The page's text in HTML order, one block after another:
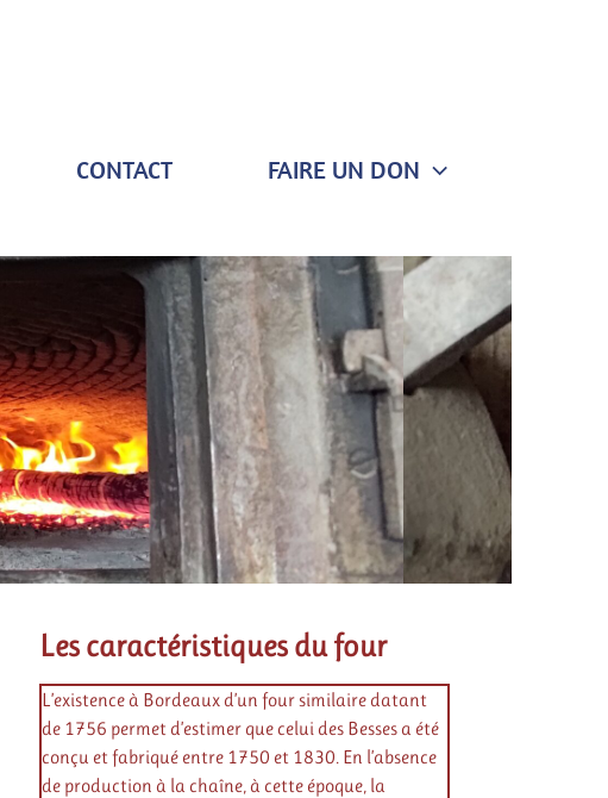
CONTACT FAIRE UN DON
Les caractéristiques du four
L’existence à Bordeaux d’un four similaire datant
de 1756 permet d’estimer que celui des Besses a été
conçu et fabriqué entre 1750 et 1830. En l’absence
de production à la chaîne, à cette époque, la